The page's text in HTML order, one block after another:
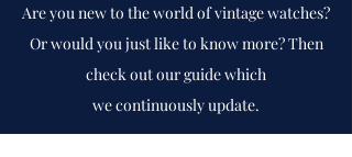
Are you new to the world of vintage watches?
Or would you just like to know more? Then
check out our guide which
wecontinuouslyupdate.